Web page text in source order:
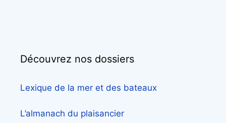
Découvrez nos dossiers
Lexique de la mer et des bateaux
L’almanach du plaisancier